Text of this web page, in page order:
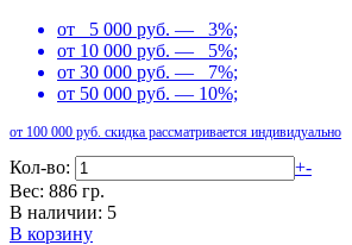
от 5 000 руб. — 3%;
от 10 000 руб. — 5%;
от 30 000 руб. — 7%;
от 50 000 руб. — 10%;
от 100 000 руб. скидка рассматривается индивидуально
Кол-во: +-
Вес: 886 гр.
В наличии: 5
В корзину